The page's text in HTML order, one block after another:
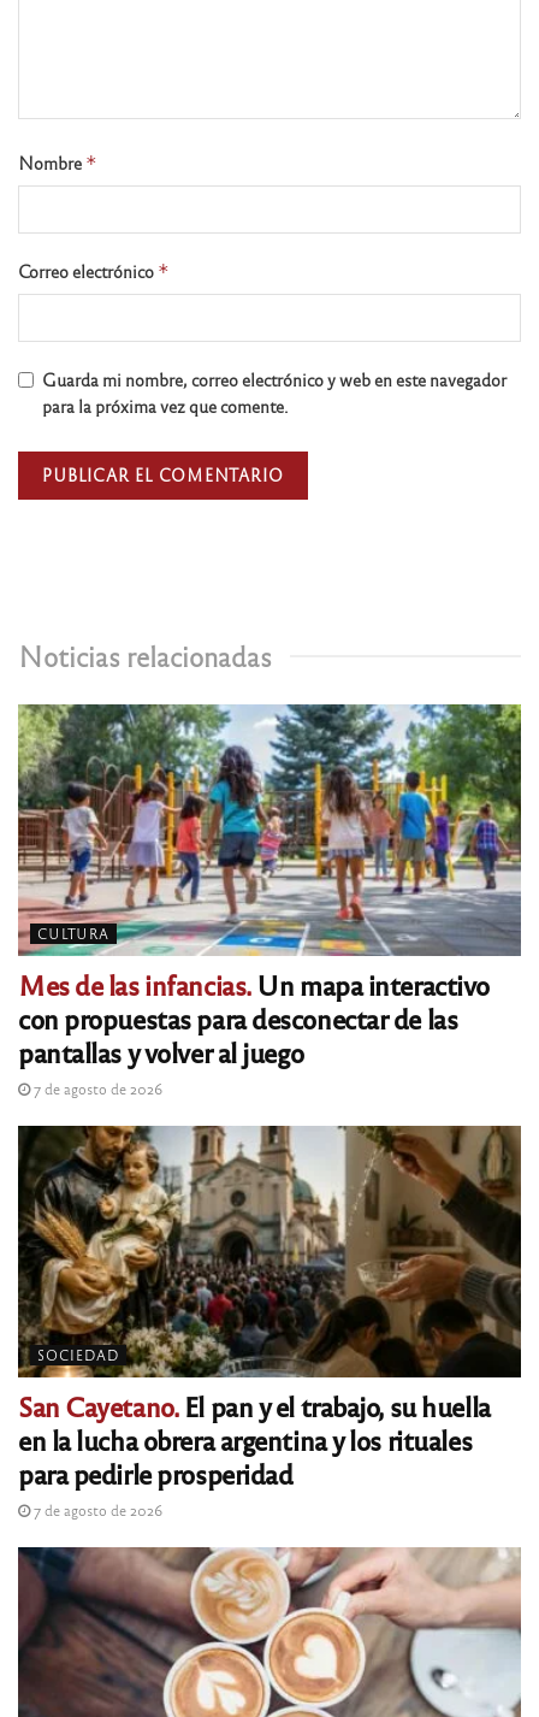
Noticias relacionadas
CULTURA
Mes de las infancias.Un mapa interactivo
con propuestas para desconectar de las
pantallas y volver al juego
7 de agosto de 2026
SOCIEDAD
San Cayetano.El pan y el trabajo, su huella
en la lucha obrera argentina y los rituales
para pedirle prosperidad
7 de agosto de 2026
Nombre *
Correo electrónico *
Guarda mi nombre, correo electrónico y web en este navegador
para la próxima vez que comente.